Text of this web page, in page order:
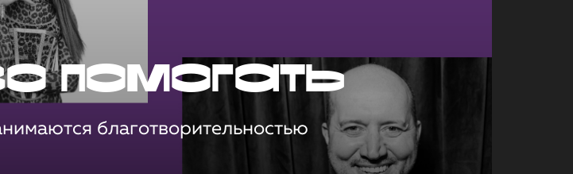
помогать
благотворительностью